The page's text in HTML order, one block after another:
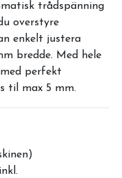
trådspänning
overstyre
enkelt justera
bredde. Med hele
perfekt
til max 5 mm.